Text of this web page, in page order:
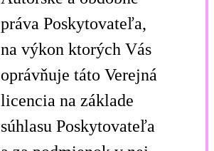
práva Poskytovateľa,
na výkon ktorých Vás
oprávňuje táto Verejná
licencia na základe
súhlasu Poskytovateľa